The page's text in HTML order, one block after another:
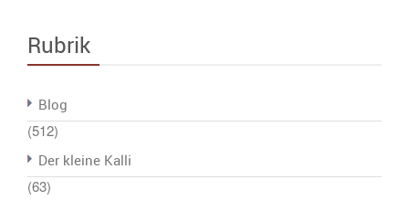
Rubrik
Blog
(512)
Der kleine Kalli
(63)